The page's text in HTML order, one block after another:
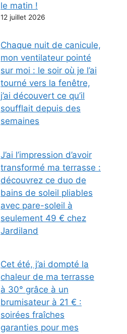
le matin !
12 juillet 2026
Chaque nuit de canicule,
mon ventilateur pointé
sur moi : le soir où je l’ai
tourné vers la fenêtre,
j’ai découvert ce qu’il
soufflait depuis des
semaines
J’ai l’impression d’avoir
transformé ma terrasse :
découvrez ce duo de
bains de soleil pliables
avec pare-soleil à
seulement 49 € chez
Jardiland
Cet été, j’ai dompté la
chaleur de ma terrasse
à 30° grâce à un
brumisateur à 21 € :
soirées fraîches
garanties pour mes